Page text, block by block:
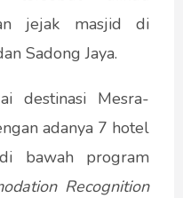
jejak masjid di
Sadong Jaya.
destinasi Mesra-
adanya 7 hotel
bawah program
Recognition